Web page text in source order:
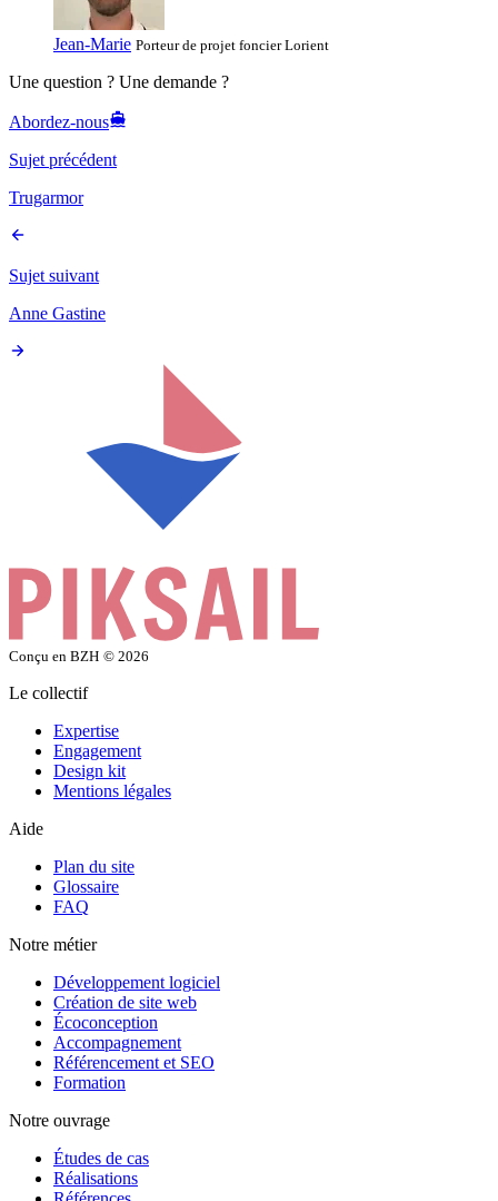
Jean-Marie Porteur de projet foncierLorient
Une question ? Une demande ?
Abordez-nous
Sujet précédent
Trugarmor
Sujet suivant
Anne Gastine
Conçu en BZH © 2026
Le collectif
Expertise
Engagement
Design kit
Mentions légales
Aide
Plan du site
Glossaire
FAQ
Notre métier
Développement logiciel
Création de site web
Écoconception
Accompagnement
Référencement et SEO
Formation
Notre ouvrage
Études de cas
Réalisations